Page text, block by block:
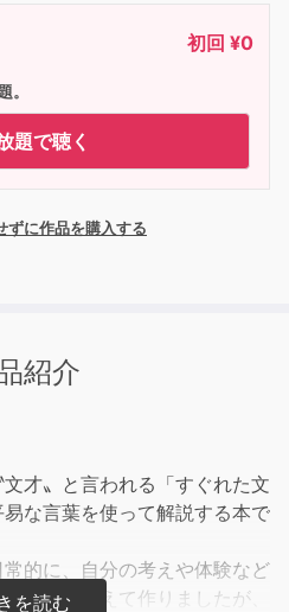
初回 ¥0
。
題で聴く
ずに作品を購入する
紹介
文才〟と言われる「すぐれた文
な言葉を使って解説する本で
的に、自分の考えや体験など
うにと考えて作りましたが、